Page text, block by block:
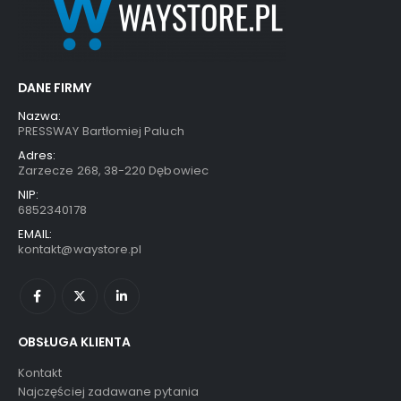
DANE FIRMY
Nazwa:
PRESSWAY Bartłomiej Paluch
Adres:
Zarzecze 268, 38-220 Dębowiec
NIP:
6852340178
EMAIL:
kontakt@waystore.pl
OBSŁUGA KLIENTA
Kontakt
Najczęściej zadawane pytania